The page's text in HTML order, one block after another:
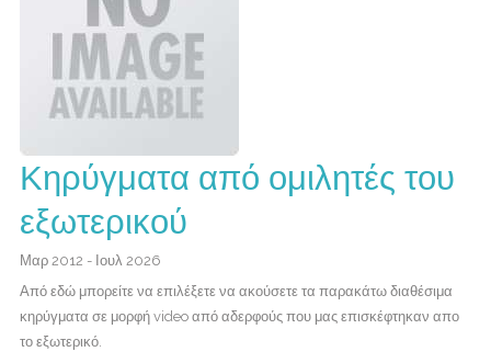
Κηρύγματα από ομιλητές του
εξωτερικού
Μαρ 2012 - Ιουλ 2026
Από εδώ μπορείτε να επιλέξετε να ακούσετε τα παρακάτω διαθέσιμα
κηρύγματα σε μορφή video από αδερφούς που μας επισκέφτηκαν απο
το εξωτερικό.